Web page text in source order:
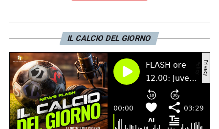
evidenziato come all’attaccante servissero
ancora tre settimane per il pieno recupero e
Simeone, che ha avuto l’ultima parola, ha
deciso di non poter aspettare ancora così
tanto.
LA PLAYLIST DELLE NOSTRE TOP NEWS
IL CALCIO DEL GIORNO